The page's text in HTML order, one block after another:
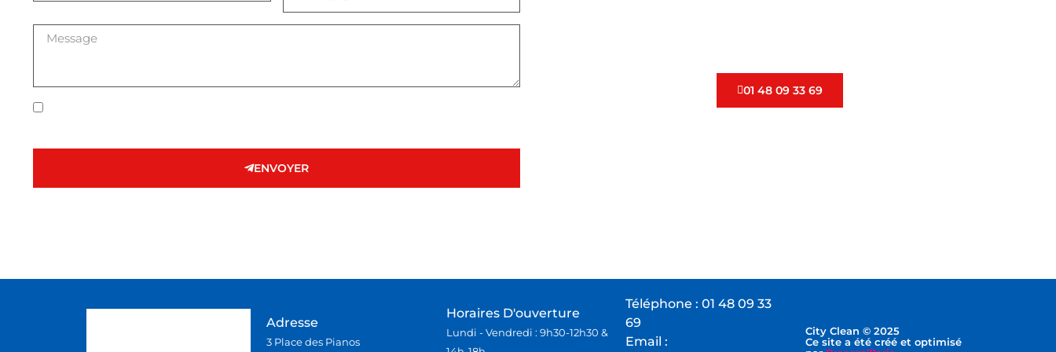
ENVOYER
01 48 09 33 69
Adresse
3 Place des Pianos
Horaires D'ouverture
Lundi - Vendredi : 9h30-12h30 &
Téléphone : 01 48 09 33
69
Email :
City Clean © 2025
Ce site a été créé et optimisé